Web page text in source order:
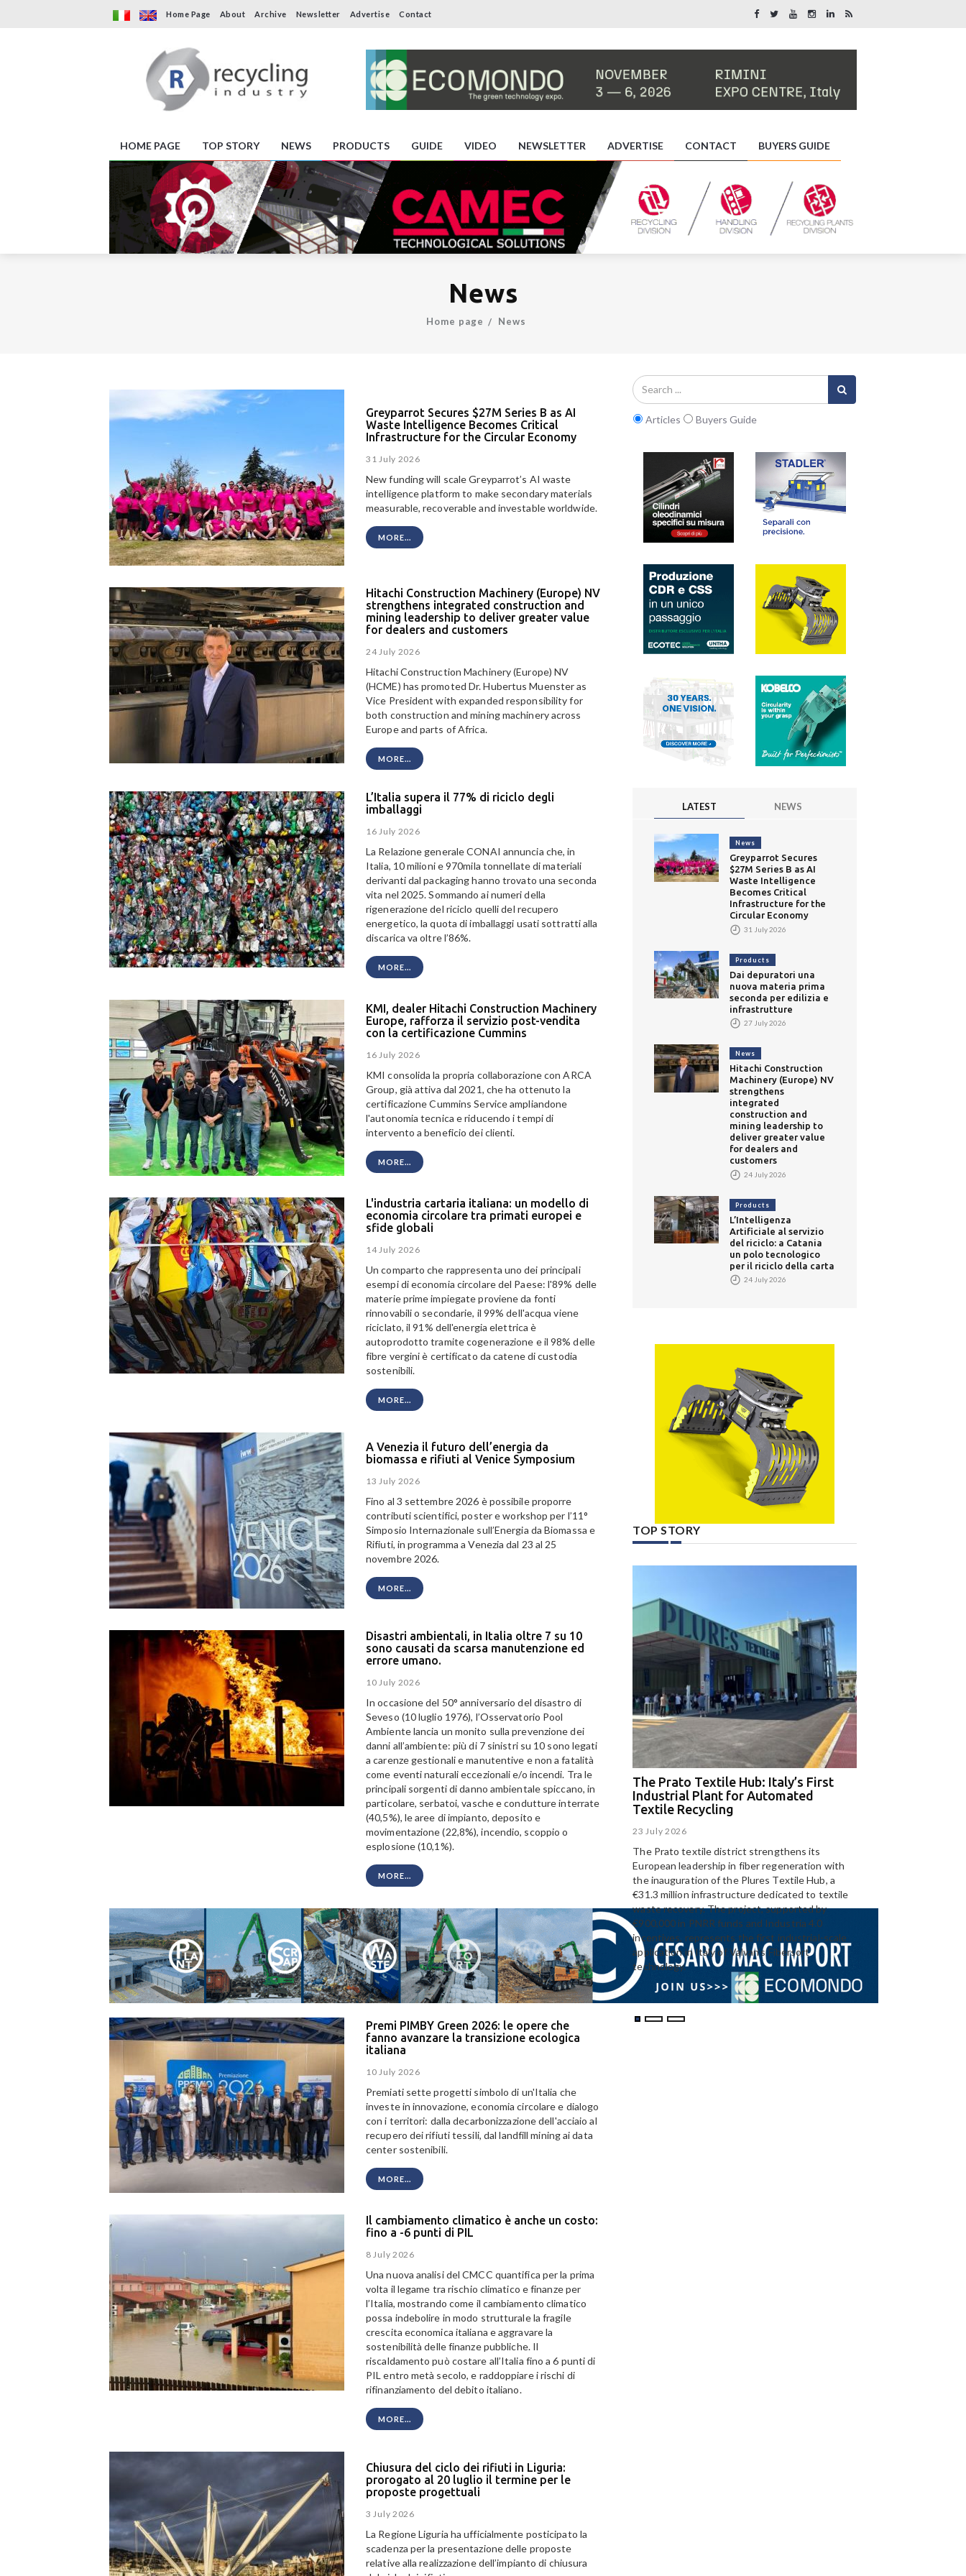
Home Page About Archive Newsletter Advertise Contact
HOME PAGE TOP STORY NEWS PRODUCTS GUIDE VIDEO NEWSLETTER ADVERTISE CONTACT BUYERS GUIDE
News
Home page News
Greyparrot Secures $27M Series B as AI
Waste Intelligence Becomes Critical
Infrastructure for the Circular Economy
31 July 2026
New funding will scale Greyparrot’s AI waste
intelligence platform to make secondary materials
measurable, recoverable and investable worldwide.
MORE...
Hitachi Construction Machinery (Europe) NV
strengthens integrated construction and
mining leadership to deliver greater value
for dealers and customers
24 July 2026
Hitachi Construction Machinery (Europe) NV
(HCME) has promoted Dr. Hubertus Muenster as
Vice President with expanded responsibility for
both construction and mining machinery across
Europe and parts of Africa.
MORE...
L’Italia supera il 77% di riciclo degli
imballaggi
16 July 2026
La Relazione generale CONAI annuncia che, in
Italia, 10 milioni e 970mila tonnellate di materiali
derivanti dal packaging hanno trovato una seconda
vita nel 2025. Sommando ai numeri della
rigenerazione del riciclo quelli del recupero
energetico, la quota di imballaggi usati sottratti alla
discarica va oltre l’86%.
MORE...
KMI, dealer Hitachi Construction Machinery
Europe, rafforza il servizio post-vendita
con la certificazione Cummins
16 July 2026
KMI consolida la propria collaborazione con ARCA
Group, già attiva dal 2021, che ha ottenuto la
certificazione Cummins Service ampliandone
l'autonomia tecnica e riducendo i tempi di
intervento a beneficio dei clienti.
MORE...
L'industria cartaria italiana: un modello di
economia circolare tra primati europei e
sfide globali
14 July 2026
Un comparto che rappresenta uno dei principali
esempi di economia circolare del Paese: l'89% delle
materie prime impiegate proviene da fonti
rinnovabili o secondarie, il 99% dell'acqua viene
riciclato, il 91% dell'energia elettrica è
autoprodotto tramite cogenerazione e il 98% delle
fibre vergini è certificato da catene di custodia
sostenibili.
MORE...
A Venezia il futuro dell’energia da
biomassa e rifiuti al Venice Symposium
13 July 2026
Fino al 3 settembre 2026 è possibile proporre
contributi scientifici, poster e workshop per l’11°
Simposio Internazionale sull’Energia da Biomassa e
Rifiuti, in programma a Venezia dal 23 al 25
novembre 2026.
MORE...
Disastri ambientali, in Italia oltre 7 su 10
sono causati da scarsa manutenzione ed
errore umano.
10 July 2026
In occasione del 50° anniversario del disastro di
Seveso (10 luglio 1976), l’Osservatorio Pool
Ambiente lancia un monito sulla prevenzione dei
danni all’ambiente: più di 7 sinistri su 10 sono legati
a carenze gestionali e manutentive e non a fatalità
come eventi naturali eccezionali e/o incendi. Tra le
principali sorgenti di danno ambientale spiccano, in
particolare, serbatoi, vasche e condutture interrate
(40,5%), le aree di impianto, deposito e
movimentazione (22,8%), incendio, scoppio o
esplosione (10,1%).
MORE...
Premi PIMBY Green 2026: le opere che
fanno avanzare la transizione ecologica
italiana
10 July 2026
Premiati sette progetti simbolo di un'Italia che
investe in innovazione, economia circolare e dialogo
con i territori: dalla decarbonizzazione dell'acciaio al
recupero dei rifiuti tessili, dal landfill mining ai data
center sostenibili.
MORE...
Il cambiamento climatico è anche un costo:
fino a -6 punti di PIL
8 July 2026
Una nuova analisi del CMCC quantifica per la prima
volta il legame tra rischio climatico e finanze per
l’Italia, mostrando come il cambiamento climatico
possa indebolire in modo strutturale la fragile
crescita economica italiana e aggravare la
sostenibilità delle finanze pubbliche. Il
riscaldamento può costare all’Italia fino a 6 punti di
PIL entro metà secolo, e raddoppiare i rischi di
rifinanziamento del debito italiano.
MORE...
Chiusura del ciclo dei rifiuti in Liguria:
prorogato al 20 luglio il termine per le
proposte progettuali
3 July 2026
La Regione Liguria ha ufficialmente posticipato la
scadenza per la presentazione delle proposte
relative alla realizzazione dell’impianto di chiusura
Articles Buyers Guide
LATEST NEWS
News
Greyparrot Secures
$27M Series B as AI
Waste Intelligence
Becomes Critical
Infrastructure for the
Circular Economy
31 July 2026
Products
Dai depuratori una
nuova materia prima
seconda per edilizia e
infrastrutture
27 July 2026
News
Hitachi Construction
Machinery (Europe) NV
strengthens
integrated
construction and
mining leadership to
deliver greater value
for dealers and
customers
24 July 2026
Products
L’Intelligenza
Artificiale al servizio
del riciclo: a Catania
un polo tecnologico
per il riciclo della carta
24 July 2026
TOP STORY
The Prato Textile Hub: Italy’s First
Industrial Plant for Automated
Textile Recycling
23 July 2026
The Prato textile district strengthens its
European leadership in fiber regeneration with
the inauguration of the Plures Textile Hub, a
€31.3 million infrastructure dedicated to textile
waste recovery. The project, supported by
€900,000 in PNRR funds and Industria 4.0
incentives, represents the first industrial-scale
application in Italy of Valvan’s Fibersort
technology.